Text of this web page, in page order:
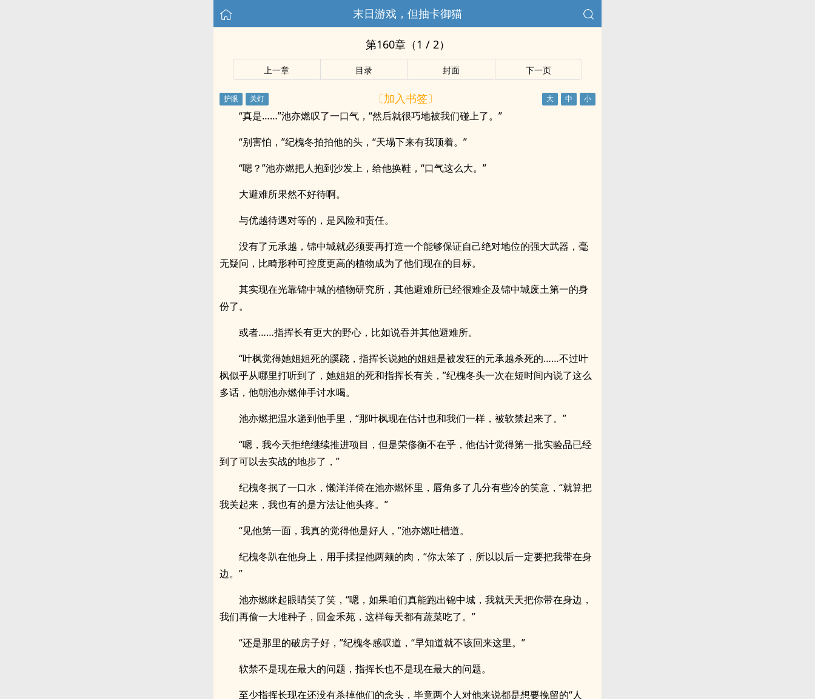
末日游戏，但抽卡御猫
第160章（1 / 2）
上一章 目录 封面 下一页
〔加入书签〕
“真是……”池亦燃叹了一口气，“然后就很巧地被我们碰上了。”
“别害怕，”纪槐冬拍拍他的头，“天塌下来有我顶着。”
“嗯？”池亦燃把人抱到沙发上，给他换鞋，“口气这么大。”
大避难所果然不好待啊。
与优越待遇对等的，是风险和责任。
没有了元承越，锦中城就必须要再打造一个能够保证自己绝对地位的强大武器，毫
无疑问，比畸形种可控度更高的植物成为了他们现在的目标。
其实现在光靠锦中城的植物研究所，其他避难所已经很难企及锦中城废土第一的身
份了。
或者……指挥长有更大的野心，比如说吞并其他避难所。
“叶枫觉得她姐姐死的蹊跷，指挥长说她的姐姐是被发狂的元承越杀死的……不过叶
枫似乎从哪里打听到了，她姐姐的死和指挥长有关，”纪槐冬头一次在短时间内说了这么
多话，他朝池亦燃伸手讨水喝。
池亦燃把温水递到他手里，“那叶枫现在估计也和我们一样，被软禁起来了。”
“嗯，我今天拒绝继续推进项目，但是荣俢衡不在乎，他估计觉得第一批实验品已经
到了可以去实战的地步了，”
纪槐冬抿了一口水，懒洋洋倚在池亦燃怀里，唇角多了几分有些冷的笑意，“就算把
我关起来，我也有的是方法让他头疼。”
“见他第一面，我真的觉得他是好人，”池亦燃吐槽道。
纪槐冬趴在他身上，用手揉捏他两颊的肉，“你太笨了，所以以后一定要把我带在身
边。”
池亦燃眯起眼睛笑了笑，“嗯，如果咱们真能跑出锦中城，我就天天把你带在身边，
我们再偷一大堆种子，回金禾苑，这样每天都有蔬菜吃了。”
“还是那里的破房子好，”纪槐冬感叹道，“早知道就不该回来这里。”
软禁不是现在最大的问题，指挥长也不是现在最大的问题。
至少指挥长现在还没有杀掉他们的念头，毕竟两个人对他来说都是想要挽留的“人